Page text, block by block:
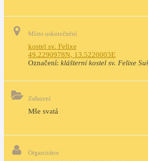
Místo uskutečnění
kostel sv. Felixe
49.2290978N, 13.5220003E
Označení: klášterní kostel sv. Felixe
Zařazení
Mše svatá
Organizátor